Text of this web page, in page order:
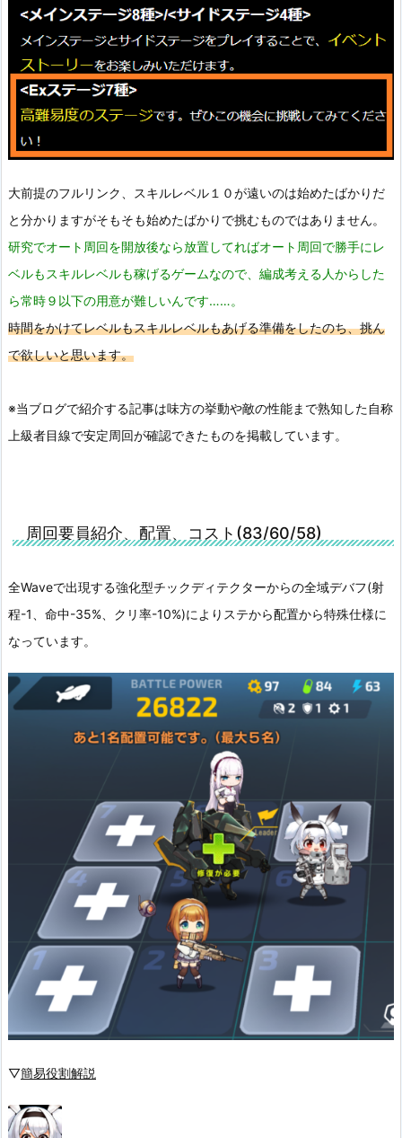
大前提のフルリンク、スキルレベル１０が遠いのは始めたばかりだ
と分かりますがそもそも始めたばかりで挑むものではありません。
研究でオート周回を開放後なら放置してればオート周回で勝手にレ
ベルもスキルレベルも稼げるゲームなので、編成考える人からした
ら常時９以下の用意が難しいんです……。
時間をかけてレベルもスキルレベルもあげる準備をしたのち、挑ん
で欲しいと思います。
※当ブログで紹介する記事は味方の挙動や敵の性能まで熟知した自称
上級者目線で安定周回が確認できたものを掲載しています。
周回要員紹介、配置、コスト(83/60/58)
全Waveで出現する強化型チックディテクターからの全域デバフ(射
程-1、命中-35%、クリ率-10%)によりステから配置から特殊仕様に
なっています。
▽簡易役割解説